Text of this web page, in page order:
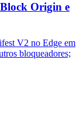
Origin e
V2 no Edge em
bloqueadores;